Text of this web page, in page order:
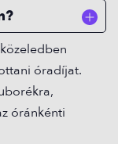
óradíjat.
óránkénti